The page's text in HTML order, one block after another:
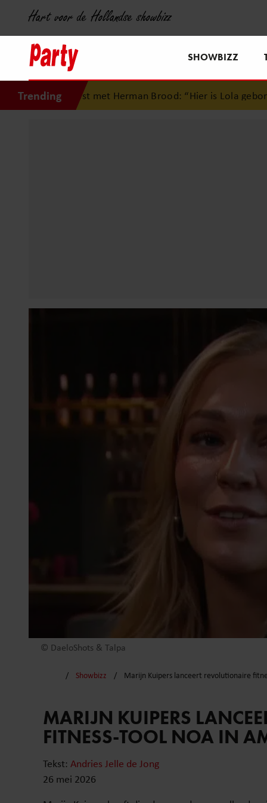
Hart voor de Hollandse showbizz
SHOWBIZZ
Trending
met Herman Brood: “Hier is Lola geboren”• Simon
© DaeloShots & Talpa
Showbizz Marijn Kuipers lanceert revolutionaire
MARIJN KUIPERS
FITNESS-TOOL NOA IN
Tekst: Andries Jelle de Jong
26 mei 2026